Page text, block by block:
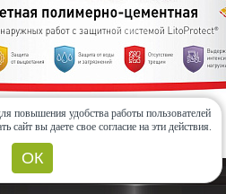
EVO LLE.310 Охра 2 кг
повышения удобства работы пользователей
сайт вы даете свое согласие на эти действия.
ОК